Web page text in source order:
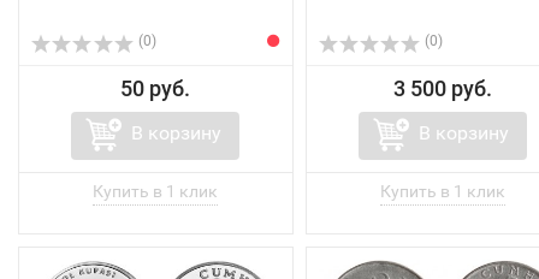
(0)
50 руб.
В корзину
(0)
3 500 руб.
В корзину